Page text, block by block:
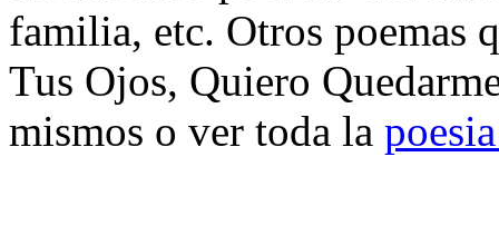
familia, etc. Otros poemas
Tus Ojos, Quiero
mismos o ver toda la